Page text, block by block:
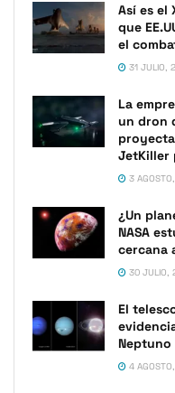
Así es el
que
el
31 JULIO,
La
un dron
JetKiller
3
¿Un
NASA
cercana
30 JULIO,
El
Neptuno
4